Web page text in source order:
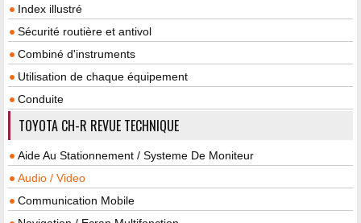
Index illustré
Sécurité routière et antivol
Combiné d'instruments
Utilisation de chaque équipement
Conduite
TOYOTA CH-R REVUE TECHNIQUE
Aide Au Stationnement / Systeme De Moniteur
Audio / Video
Communication Mobile